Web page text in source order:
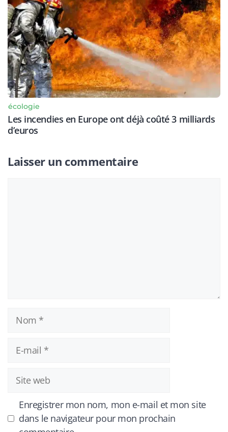
écologie
Les incendies en Europe ont déjà coûté 3 milliards
d’euros
Laisser un commentaire
Nom
mail
Site
web
Enregistrer mon nom, mon e-mail et mon site
dans le navigateur pour mon prochain